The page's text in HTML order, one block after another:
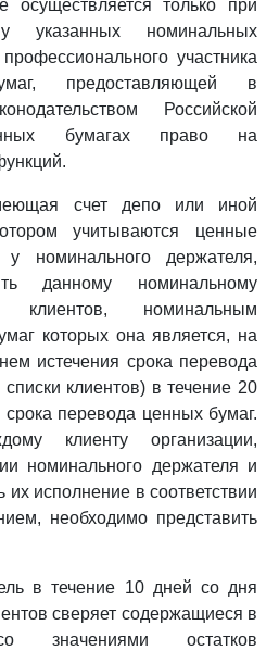
осуществляется только при
указанных номинальных
участника
предоставляющей в
Российской
бумагах право на
счет депо или иной
учитываются ценные
номинального держателя,
данному номинальному
клиентов, номинальным
которых она является, на
истечения срока перевода
клиентов) в течение 20
перевода ценных бумаг.
клиенту организации,
номинального держателя и
их исполнение в соответствии
необходимо представить
в течение 10 дней со дня
сверяет содержащиеся в
значениями остатков